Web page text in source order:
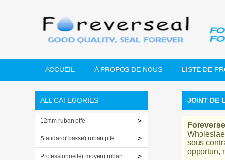
ACCUEIL À PROPOS DE NOUS LISTE DE
ALL CATEGORIES
12mm ruban ptfe
Standard( basse) ruban ptfe
Professionnelle( moyen) ruban
JOINT DE
Wholeslae
sous
opportun,